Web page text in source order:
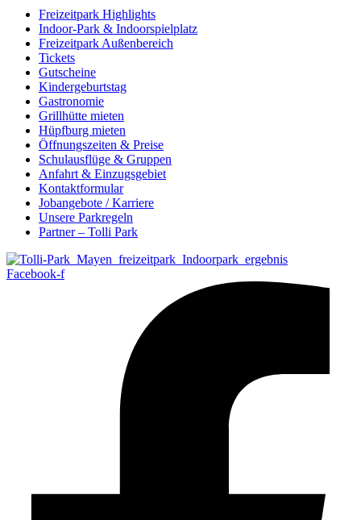
Freizeitpark Highlights
Indoor-Park & Indoorspielplatz
Freizeitpark Außenbereich
Tickets
Gutscheine
Kindergeburtstag
Gastronomie
Grillhütte mieten
Hüpfburg mieten
Öffnungszeiten & Preise
Schulausflüge & Gruppen
Anfahrt & Einzugsgebiet
Kontaktformular
Jobangebote / Karriere
Unsere Parkregeln
Partner – Tolli Park
Facebook-f